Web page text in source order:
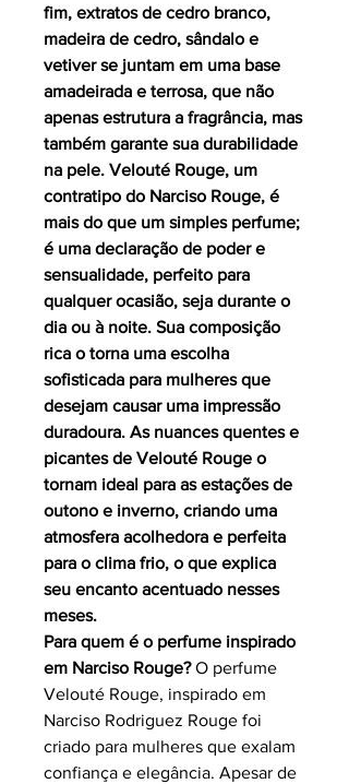
fim, extratos de cedro branco,
madeira de cedro, sândalo e
vetiver se juntam em uma base
amadeirada e terrosa, que não
apenas estrutura a fragrância, mas
também garante sua durabilidade
na pele. Velouté Rouge, um
contratipo do Narciso Rouge, é
mais do que um simples perfume;
é uma declaração de poder e
sensualidade, perfeito para
qualquer ocasião, seja durante o
dia ou à noite. Sua composição
rica o torna uma escolha
sofisticada para mulheres que
desejam causar uma impressão
duradoura. As nuances quentes e
picantes de Velouté Rouge o
tornam ideal para as estações de
outono e inverno, criando uma
atmosfera acolhedora e perfeita
para o clima frio, o que explica
seu encanto acentuado nesses
meses.
Para quem é o perfume inspirado
em Narciso Rouge? O perfume
Velouté Rouge, inspirado em
Narciso Rodriguez Rouge foi
criado para mulheres que exalam
confiança e elegância. Apesar de